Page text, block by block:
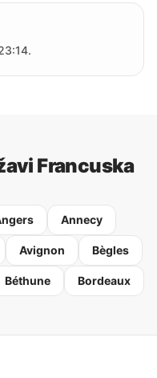
Francuska
Annecy
Avignon Bègles
Béthune Bordeaux